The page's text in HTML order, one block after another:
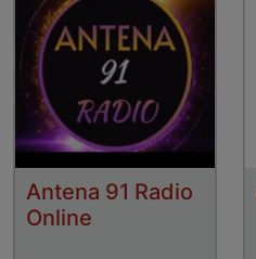
Antena 91 Radio
Online